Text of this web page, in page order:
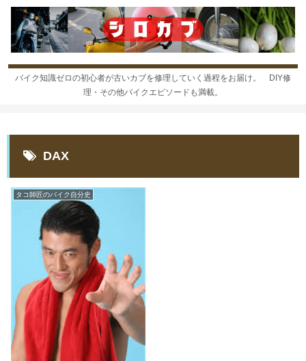
バイク知識ゼロの初心者が古いカブを修理していく過程をお届け。 DIY修
理・その他バイクエピソードも満載。
DAX
タコ師匠のバイク自分史